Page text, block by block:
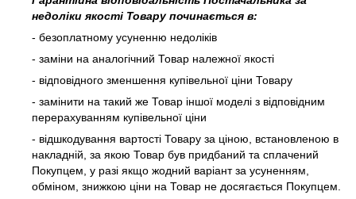
недоліки якості Товару починається в:
- безоплатному усуненню недоліків
- заміни на аналогічний Товар належної якості
- відповідного зменшення купівельної ціни Товару
- замінити на такий же Товар іншої моделі з відповідним
перерахуванням купівельної ціни
- відшкодування вартості Товару за ціною, встановленою в
накладній, за якою Товар був придбаний та сплачений
Покупцем, у разі якщо жодний варіант за усуненням,
обміном, знижкою ціни на Товар не досягається Покупцем.